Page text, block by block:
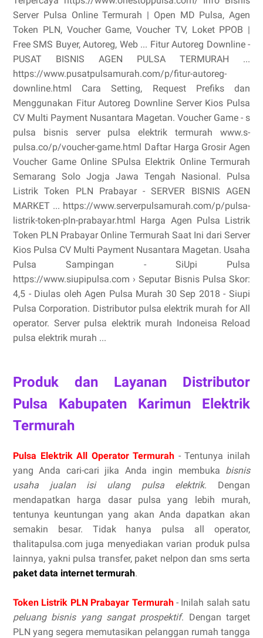
Server Pulsa Online Termurah | Open MD Pulsa, Agen
Token PLN, Voucher Game, Voucher TV, Loket PPOB |
Free SMS Buyer, Autoreg, Web ... Fitur Autoreg Downline -
PUSAT BISNIS AGEN PULSA TERMURAH ...
https://www.pusatpulsamurah.com/p/fitur-autoreg-
downline.html Cara Setting, Request Prefiks dan
Menggunakan Fitur Autoreg Downline Server Kios Pulsa
CV Multi Payment Nusantara Magetan. Voucher Game - s
pulsa bisnis server pulsa elektrik termurah www.s-
pulsa.co/p/voucher-game.html Daftar Harga Grosir Agen
Voucher Game Online SPulsa Elektrik Online Termurah
Semarang Solo Jogja Jawa Tengah Nasional. Pulsa
Listrik Token PLN Prabayar - SERVER BISNIS AGEN
MARKET ... https://www.serverpulsamurah.com/p/pulsa-
listrik-token-pln-prabayar.html Harga Agen Pulsa Listrik
Token PLN Prabayar Online Termurah Saat Ini dari Server
Kios Pulsa CV Multi Payment Nusantara Magetan. Usaha
Pulsa Sampingan - SiUpi Pulsa
https://www.siupipulsa.com › Seputar Bisnis Pulsa Skor:
4,5 - ‎Diulas oleh Agen Pulsa Murah 30 Sep 2018 - Siupi
Pulsa Corporation. Distributor pulsa elektrik murah for All
operator. Server pulsa elektrik murah Indoneisa Reload
pulsa elektrik murah ...
Produk dan Layanan Distributor
Pulsa Kabupaten Karimun Elektrik
Termurah
Pulsa Elektrik All Operator Termurah - Tentunya inilah
yang Anda cari-cari jika Anda ingin membuka bisnis
usaha jualan isi ulang pulsa elektrik. Dengan
mendapatkan harga dasar pulsa yang lebih murah,
tentunya keuntungan yang akan Anda dapatkan akan
semakin besar. Tidak hanya pulsa all operator,
thalitapulsa.com juga menyediakan varian produk pulsa
lainnya, yakni pulsa transfer, paket nelpon dan sms serta
paket data internet termurah.
Token Listrik PLN Prabayar Termurah- Inilah salah satu
peluang bisnis yang sangat prospektif. Dengan target
PLN yang segera memutasikan pelanggan rumah tangga